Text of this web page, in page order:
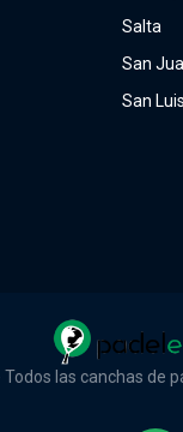
Salta
San
San Luis
las canchas de